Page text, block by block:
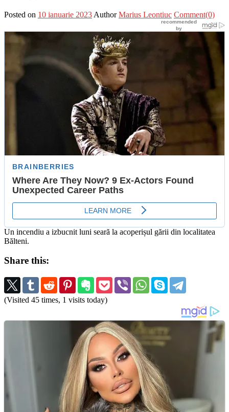
Posted on 10 ianuarie 2023 Author Marius Leontiuc Comment(0)
Un incendiu a izbucnit luni seară la acoperișul gării din localitatea
Bălteni.
Share this:
(Visited 45 times, 1 visits today)